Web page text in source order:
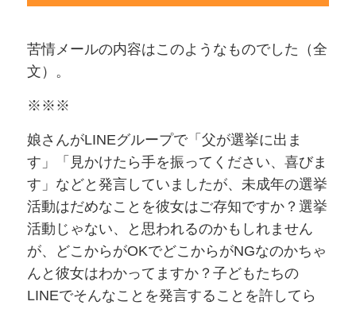
苦情メールの内容はこのようなものでした（全
文）。
※※※
娘さんがLINEグループで「父が選挙に出ま
す」「見かけたら手を振ってください、喜びま
す」などと発言していましたが、未成年の選挙
活動はだめなことを彼女はご存知ですか？選挙
活動じゃない、と思われるのかもしれません
が、どこからがOKでどこからがNGなのかちゃ
んと彼女はわかってますか？子どもたちの
LINEでそんなことを発言することを許してら